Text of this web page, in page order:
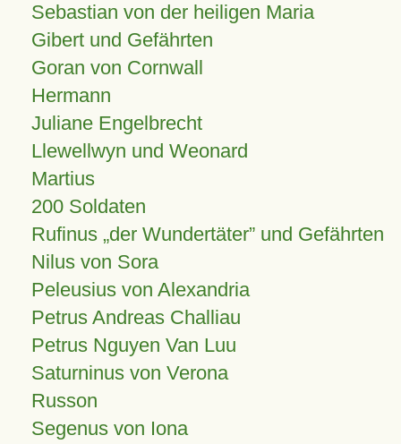
Sebastian von der heiligen Maria
Gibert und Gefährten
Goran von Cornwall
Hermann
Juliane Engelbrecht
Llewellwyn und Weonard
Martius
200 Soldaten
Rufinus „der Wundertäter” und Gefährten
Nilus von Sora
Peleusius von Alexandria
Petrus Andreas Challiau
Petrus Nguyen Van Luu
Saturninus von Verona
Russon
Segenus von Iona